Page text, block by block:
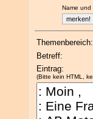
Name und
Themenbereich:
Betreff:
Eintrag:
(Bitte kein HTML,